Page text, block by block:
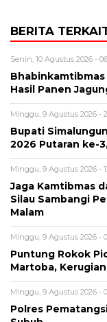
BERITA
Senin, 10 Agustus 2026 -
Hasil Panen
Minggu, 9 Agustus 2026 -
Bupati
2026 Putaran ke-
Minggu, 9 Agustus 2026 -
Jaga Kamtibmas
Silau Sambangi
Malam
Minggu, 9 Agustus 2026 -
Puntung Rokok
Martoba,
Minggu, 9 Agustus 2026 -
Polres